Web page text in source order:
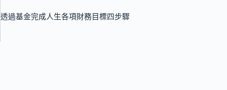
透過基金完成人生各項財務目標四步驟